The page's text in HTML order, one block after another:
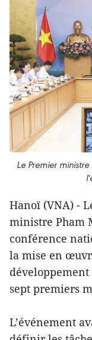
Le Premier
Hanoï (VNA) -
ministre Pham
conférence
la mise en
sept premiers
L’événement